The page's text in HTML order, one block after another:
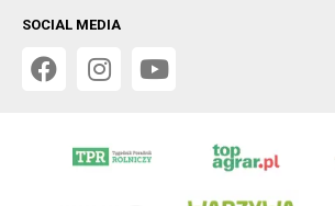
SOCIAL MEDIA